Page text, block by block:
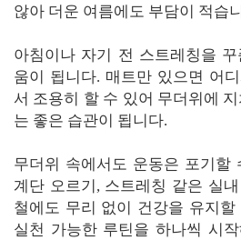
않아 더운 여름에도 부담이 적습
아침이나 자기 전 스트레칭을
움이 됩니다. 매트만 있으면 어
서 조용히 할 수 있어 무더위에
는 좋은 습관이 됩니다.
무더위 속에서도 운동은 포기할
계단 오르기, 스트레칭 같은 실
철에도 무리 없이 건강을 유지할
실천 가능한 루틴을 하나씩 시